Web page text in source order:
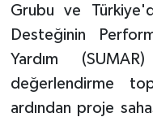
Grubu ve
Desteğinin
Yardım
değerlendirme
ardından proje